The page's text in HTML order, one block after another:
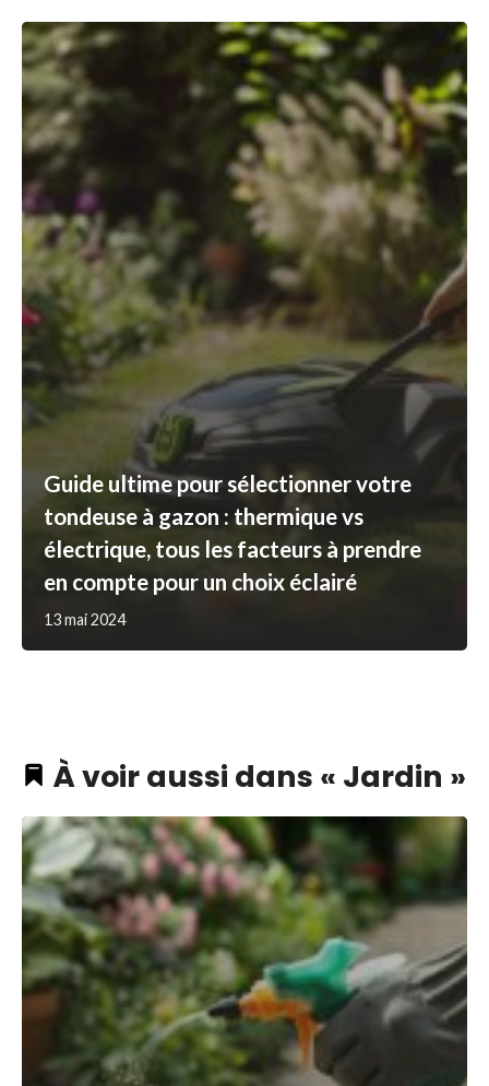
Guide ultime pour sélectionner votre
tondeuse à gazon : thermique vs
électrique, tous les facteurs à prendre
en compte pour un choix éclairé
13 mai 2024
À voir aussi dans « Jardin »